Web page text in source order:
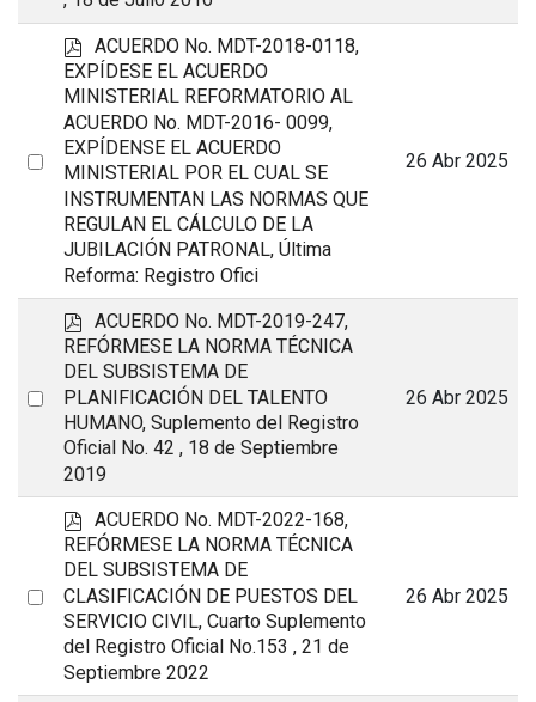
Select
p
d
f
ACUERDO No. MDT-2018-0118,
EXPÍDESE EL ACUERDO
MINISTERIAL REFORMATORIO AL
ACUERDO No. MDT-2016- 0099,
EXPÍDENSE EL ACUERDO
MINISTERIAL POR EL CUAL SE
INSTRUMENTAN LAS NORMAS QUE
REGULAN EL CÁLCULO DE LA
JUBILACIÓN PATRONAL, Última
Reforma: Registro Ofici
26 Abr 2025
Select
p
d
f
ACUERDO No. MDT-2019-247,
REFÓRMESE LA NORMA TÉCNICA
DEL SUBSISTEMA DE
PLANIFICACIÓN DEL TALENTO
HUMANO, Suplemento del Registro
Oficial No. 42 , 18 de Septiembre
2019
26 Abr 2025
Select
p
d
f
ACUERDO No. MDT-2022-168,
REFÓRMESE LA NORMA TÉCNICA
DEL SUBSISTEMA DE
CLASIFICACIÓN DE PUESTOS DEL
SERVICIO CIVIL, Cuarto Suplemento
del Registro Oficial No.153 , 21 de
Septiembre 2022
26 Abr 2025